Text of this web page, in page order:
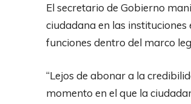
El secretario de Gobierno
ciudadana en las instituciones
funciones dentro del marco
“Lejos de abonar a la
momento en el que la